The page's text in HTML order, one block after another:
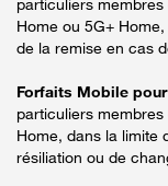
Home ou 5G+
de la remise en cas
Forfaits Mobile
particuliers
Home, dans la limite
résiliation ou de